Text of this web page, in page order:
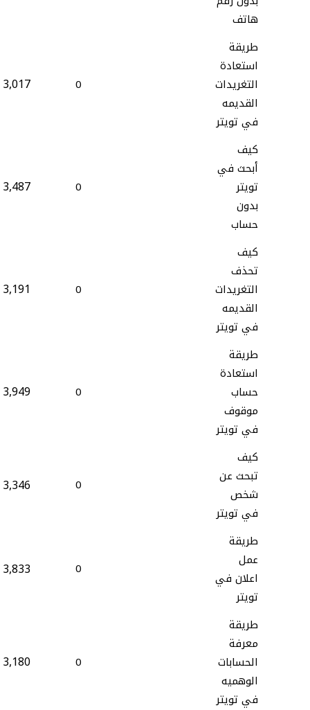
هاتف
طريقة
استعادة
التغريدات
القديمه
في تويتر
0
3,017
كيف
أبحث في
تويتر
بدون
حساب
0
3,487
كيف
تحذف
التغريدات
القديمه
في تويتر
0
3,191
طريقة
استعادة
حساب
موقوف
في تويتر
0
3,949
كيف
تبحث عن
شخص
في تويتر
0
3,346
طريقة
عمل
اعلان في
تويتر
0
3,833
طريقة
معرفة
الحسابات
الوهميه
في تويتر
0
3,180